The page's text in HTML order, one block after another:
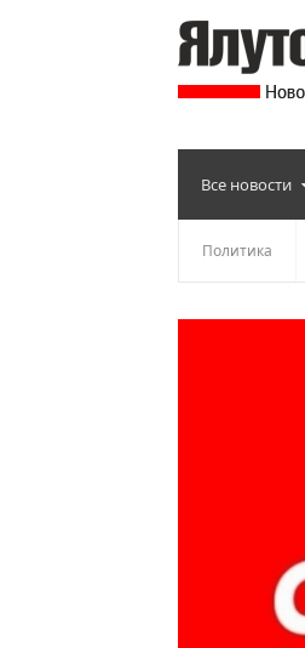
Все новости
Политика